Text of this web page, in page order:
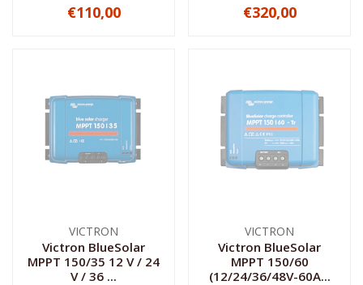
€110,00 €320,00
VICTRON
Victron BlueSolar
MPPT 150/35 12 V / 24
V / 36 ...
VICTRON
Victron BlueSolar
MPPT 150/60
(12/24/36/48V-60A...